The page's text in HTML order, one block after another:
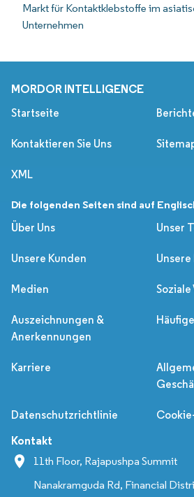
Markt für Kontaktklebstoffe im
Unternehmen
MORDOR INTELLIGENCE
Startseite
Kontaktieren Sie Uns
XML
Die folgenden Seiten sind auf
Über Uns
Unser
Unsere Kunden
Medien
Auszeichnungen &
Anerkennungen
Karriere
Datenschutzrichtlinie
Kontakt
11th Floor, Rajapushpa Summit
Nanakramguda Rd, Financial